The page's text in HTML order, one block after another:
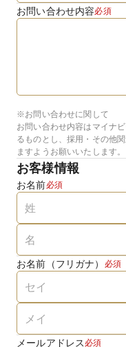
お問い合わせ内容必須
※お問い合わせに関して
お問い合わせ内容はマイナ
るものとし、採用・その他
ますようお願いいたします。
お客様情報
お名前必須
お名前（フリガナ） 必須
メールアドレス 必須